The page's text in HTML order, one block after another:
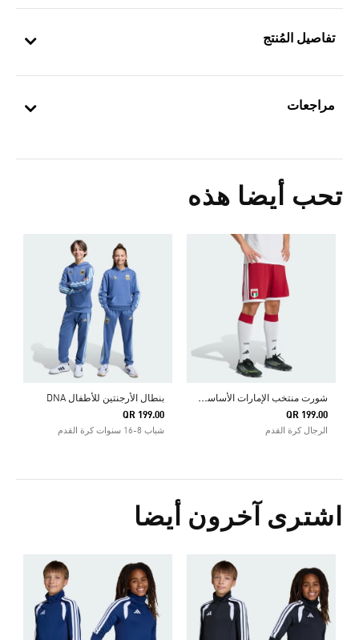
تفاصيل المُنتج
مراجعات
تحب أيضا هذه
ش
ورت منتخب الإمارات الأساسي لعام 2026
QR 199.00
الرجال كرة القدم
بنطال الأرجنتين للأطفال DNA
QR 199.00
شباب 8-16 سنوات كرة القدم
اشترى آخرون أيضا